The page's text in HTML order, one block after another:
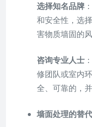
选择知名品牌
和安全性，选
害物质墙固的风
咨询专业人士
修团队或室内
全、可靠的，
墙面处理的替